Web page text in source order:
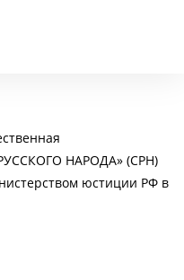
НАРОДА» (СРН)
юстиции РФ в